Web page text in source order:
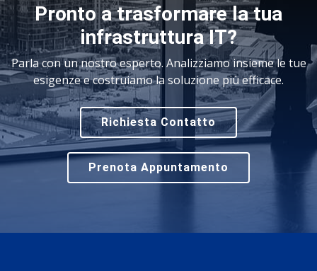
Pronto a trasformare la tua
infrastruttura IT?
Parla con un nostro esperto. Analizziamo insieme le tue
esigenze e costruiamo la soluzione più efficace.
Richiesta Contatto
Prenota Appuntamento